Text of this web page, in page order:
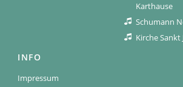
Karthause
Schumann
Kirche Sankt
INFO
Impressum